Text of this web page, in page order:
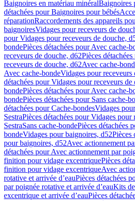
Baignoires en matériau minéralBaignoires
détachées pour Baignoires pour bébés
réparationRaccordements des appareils
baignoiresVidages pour receveurs de
pour Vidages pour receveurs de douche,
bondePièces détachées pour Avec cache-
receveurs de douche, d62Pièces
receveurs de douche, d62Avec cache-
Avec cache-bondeVidages pour receveurs
détachées pour Vidages pour receveurs de
bondePièces détachées pour Avec cache-
bondePièces détachées pour Sans cache-
détachées pour Cache-bondesVidages
SestraPièces détachées pour Vidages pour
SestraSans cache-bondePièces détachées
bondeVidages pour baignoires, d52Pièces
pour baignoires, d52Avec actionnement
détachées pour Avec actionnement par
finition pour vidage excentriquePièces
finition pour vidage excentriqueAvec
rotative et arrivée d’eauPièces détachées
par poignée rotative et arrivée d’eauKits
excentrique et arrivée d’eauPièces